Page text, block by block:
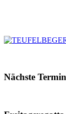
Nächste